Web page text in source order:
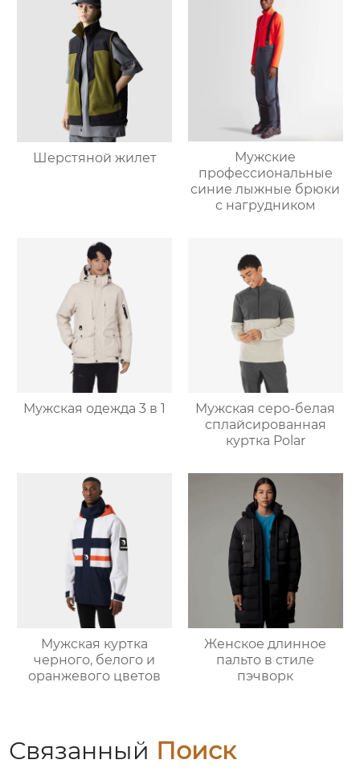
Шерстяной жилет
Мужские
профессиональные
синие лыжные брюки
с нагрудником
Мужская одежда 3 в 1
Мужская серо-белая
сплайсированная
куртка Polar
Мужская куртка
черного, белого и
оранжевого цветов
Женское длинное
пальто в стиле
пэчворк
Связанный Поиск